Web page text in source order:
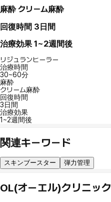
麻酔 クリーム麻酔
回復時間 3日間
治療効果 1~2週間後
リジュランヒーラー
治療時間
30~60分
麻酔
クリーム麻酔
回復時間
3日間
治療効果
1~2週間後
関連キーワード
スキンブースター 弾力管理
OL(オーエル)クリニック